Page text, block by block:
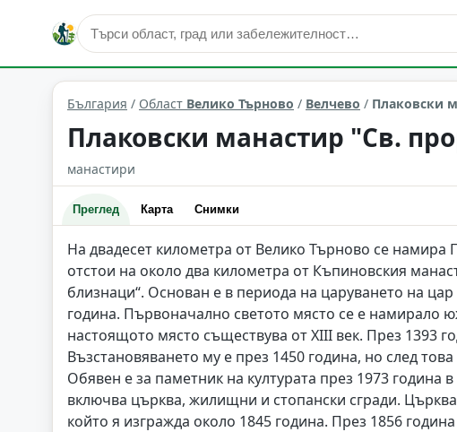
култура и изкуство Велчево Област: Велико Търново
България / Област Велико Търново / Велчево / Плаковски
Плаковски манастир "Св.
манастири
Преглед Карта Снимки
На двадесет километра от Велико Търново се намира
отстои на около два километра от Къпиновския
близнаци“. Основан е в периода на царуването на
година. Първоначално светото място се е намирало
настоящото място съществува от XIII век. През 1393
Възстановяването му е през 1450 година, но след
Обявен е за паметник на културата през 1973
включва църква, жилищни и стопански сгради.
който я изгражда около 1845 година. През 1856